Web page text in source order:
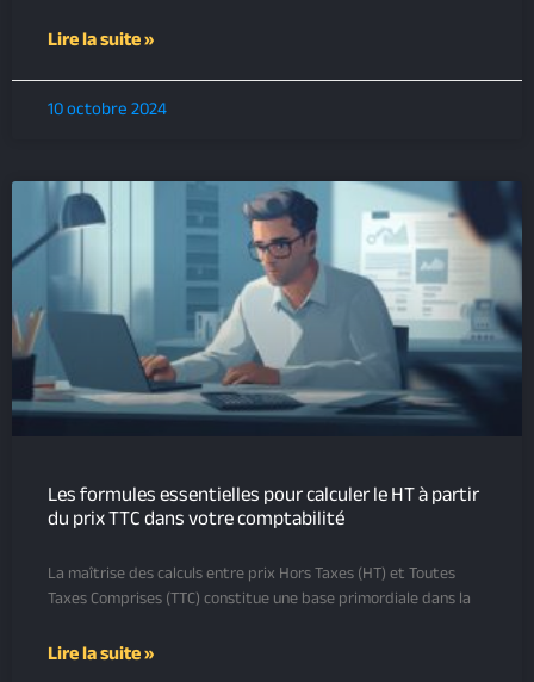
Lire la suite »
10 octobre 2024
Les formules essentielles pour calculer le HT à partir
du prix TTC dans votre comptabilité
La maîtrise des calculs entre prix Hors Taxes (HT) et Toutes
Taxes Comprises (TTC) constitue une base primordiale dans la
Lire la suite »